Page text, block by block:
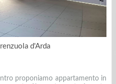
d'Arda
proponiamo appartamento in